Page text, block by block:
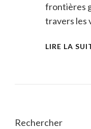
frontières
travers les
LIRE LA
Rechercher